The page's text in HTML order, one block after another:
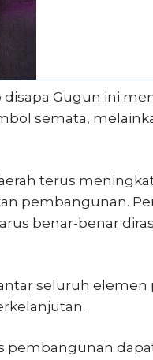
Gugun ini
semata,
terus
pembangunan.
benar-benar
seluruh
pembangunan